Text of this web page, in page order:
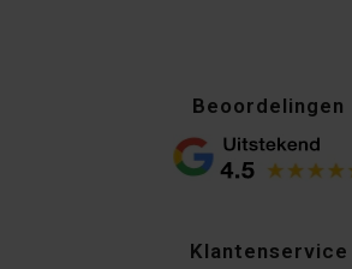
Beoordelingen
Klantenservice